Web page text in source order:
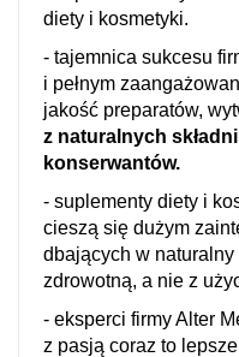
diety i kosmetyki.
- tajemnica sukcesu
i pełnym
jakość preparatów,
z naturalnych
konserwantów.
- suplementy diety i
cieszą się dużym
dbających w
zdrowotną, a nie z
- eksperci firmy Alter
z pasją coraz to